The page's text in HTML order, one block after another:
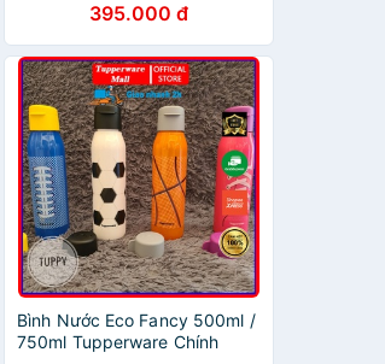
395.000 đ
Bình Nước Eco Fancy 500ml /
750ml Tupperware Chính